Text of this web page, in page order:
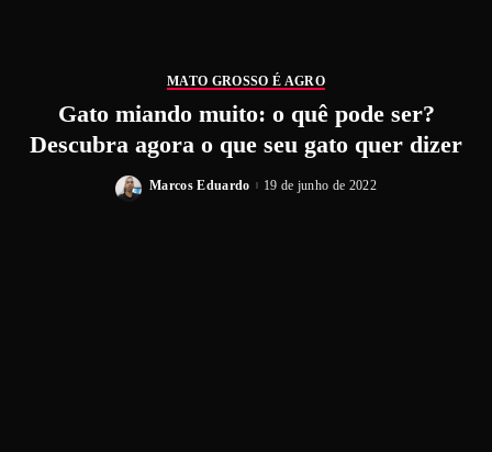
MATO GROSSO É AGRO
Gato miando muito: o quê pode ser?
Descubra agora o que seu gato quer dizer
Marcos Eduardo 19 de junho de 2022